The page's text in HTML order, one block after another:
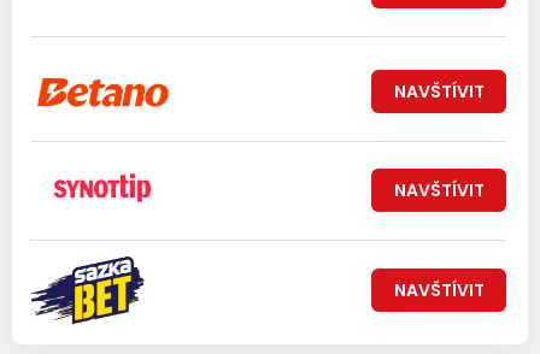
NAVŠTÍVIT
NAVŠTÍVIT
NAVŠTÍVIT